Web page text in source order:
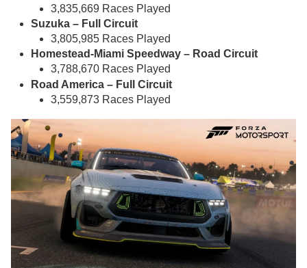
3,835,669 Races Played
Suzuka – Full Circuit
3,805,985 Races Played
Homestead-Miami Speedway – Road Circuit
3,788,670 Races Played
Road America – Full Circuit
3,559,873 Races Played